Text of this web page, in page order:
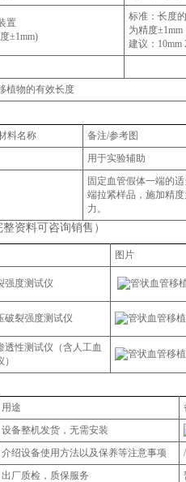
置
±1mm)
标准：长度
为精度±1mm
建议：10mm
植物的有效长度
料名称
备注/参考图
用于实验辅助
固定血管假体一端的
端拉紧样品，施加精
力。
资料可咨询销售）
图片
强度测试仪
破裂强度测试仪
透性测试仪（含人工血
用途
设备整机发货，无需安装
介绍设备使用方法以及保养等注意事项
/
出厂质检，质保服务